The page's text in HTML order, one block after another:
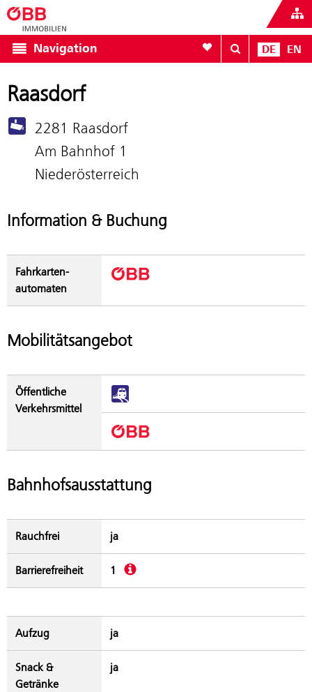
Navigation Zur Favoritenliste
DE EN
Raasdorf
2281 Raasdorf
Am Bahnhof 1
Niederösterreich
Information & Buchung
Fahrkarten­
automaten
Mobilitätsangebot
Öffentliche
Verkehrsmittel
Bahnhofsausstattung
Rauchfrei ja
Barrierefreiheit 1 Beschreibung
Aufzug ja
Snack &
Getränke
ja